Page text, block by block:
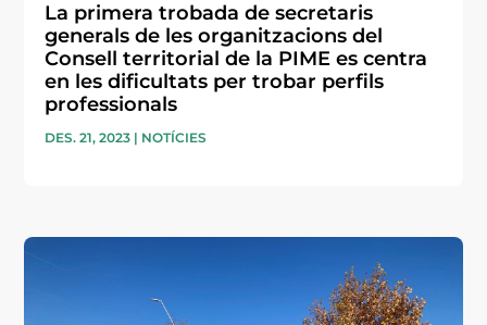
La primera trobada de secretaris
generals de les organitzacions del
Consell territorial de la PIME es centra
en les dificultats per trobar perfils
professionals
DES. 21, 2023 | NOTÍCIES